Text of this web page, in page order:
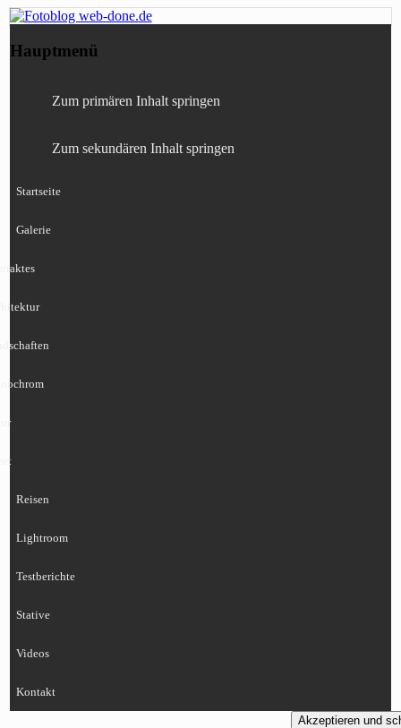
Fotoblog web-done.de
Canon, Nikon, Sony
Hauptmenü
Zum primären Inhalt springen
Zum sekundären Inhalt springen
Startseite
Galerie
Reisen
Lightroom
Testberichte
Stative
Videos
Kontakt